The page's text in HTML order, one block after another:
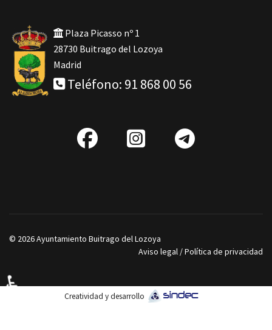
Plaza Picasso nº 1
28730 Buitrago del Lozoya
Madrid
Teléfono: 91 868 00 56
fab
IG
© 2026 Ayuntamiento Buitrago del Lozoya
Aviso legal /Política de privacidad
Creatividad y desarrollo